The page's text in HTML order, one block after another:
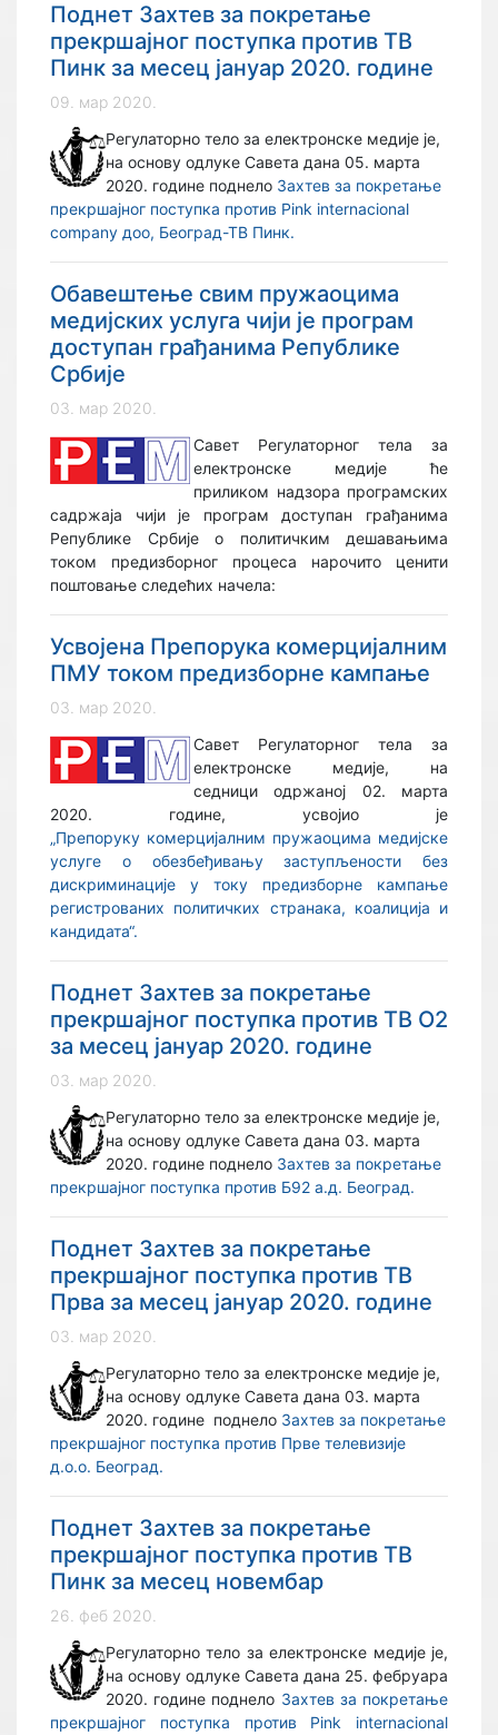
Поднет Захтев за покретање
прекршајног поступка против ТВ
Пинк за месец јануар 2020. године
09. мар 2020.
Регулаторно тело за електронске медије је,
на основу одлуке Савета дана 05. марта
2020. године поднело Захтев за покретање
прекршајног поступка против Pink internacional
company доо, Београд-ТВ Пинк.
Обавештење свим пружаоцима
медијских услуга чији је програм
доступан грађанима Републике
Србије
03. мар 2020.
Савет Регулаторног тела за
електронске медије ће
приликом надзора програмских
садржаја чији је програм доступан грађанима
Републике Србије о политичким дешавањима
током предизборног процеса нарочито ценити
поштовање следећих начела:
Усвојенa Препорука комерцијалним
ПМУ током предизборне кампање
03. мар 2020.
Савет Регулаторног тела за
електронске медије, на
седници одржаној 02. марта
2020. године, усвојио је
„Препоруку комерцијалним пружаоцима медијске
услуге о обезбеђивању заступљености без
дискриминације у току предизборне кампање
регистрованих политичких странака, коалиција и
кандидата“.
Поднет Захтев за покретање
прекршајног поступка против ТВ О2
за месец јануар 2020. године
03. мар 2020.
Регулаторно тело за електронске медије је,
на основу одлуке Савета дана 03. марта
2020. године поднело Захтев за покретање
прекршајног поступка против Б92 а.д. Београд.
Поднет Захтев за покретање
прекршајног поступка против ТВ
Прва за месец јануар 2020. године
03. мар 2020.
Регулаторно тело за електронске медије је,
на основу одлуке Савета дана 03. марта
2020. године поднело Захтев за покретање
прекршајног поступка против Прве телевизије
д.о.о. Београд.
Поднет Захтев за покретање
прекршајног поступка против ТВ
Пинк за месец новембар
26. феб 2020.
Регулаторно тело за електронске медије је,
на основу одлуке Савета дана 25. фебруара
2020. године поднело Захтев за покретање
прекршајног поступка против Pink internacional